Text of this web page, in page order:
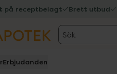
på receptbelagt Brett utbud
Sök
Erbjudanden